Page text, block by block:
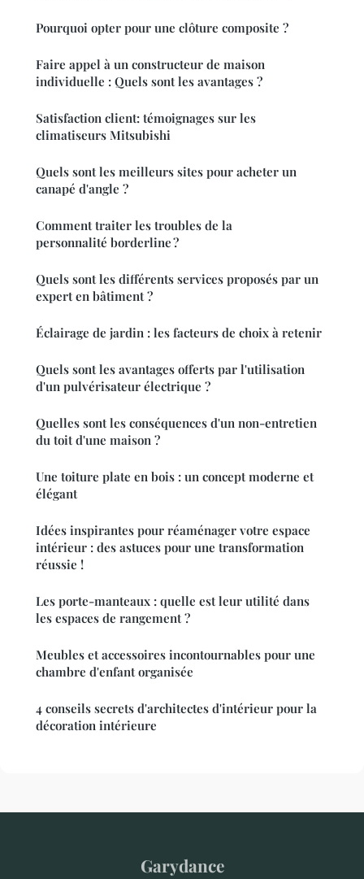
Pourquoi opter pour une clôture composite ?
Faire appel à un constructeur de maison
individuelle : Quels sont les avantages ?
Satisfaction client: témoignages sur les
climatiseurs Mitsubishi
Quels sont les meilleurs sites pour acheter un
canapé d'angle ?
Comment traiter les troubles de la
personnalité borderline ?
Quels sont les différents services proposés par un
expert en bâtiment ?
Éclairage de jardin : les facteurs de choix à retenir
Quels sont les avantages offerts par l'utilisation
d'un pulvérisateur électrique ?
Quelles sont les conséquences d'un non-entretien
du toit d'une maison ?
Une toiture plate en bois : un concept moderne et
élégant
Idées inspirantes pour réaménager votre espace
intérieur : des astuces pour une transformation
réussie !
Les porte-manteaux : quelle est leur utilité dans
les espaces de rangement ?
Meubles et accessoires incontournables pour une
chambre d'enfant organisée
4 conseils secrets d'architectes d'intérieur pour la
décoration intérieure
Garydance